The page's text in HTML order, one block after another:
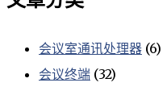
会议室通讯处理器 (6)
会议终端 (32)